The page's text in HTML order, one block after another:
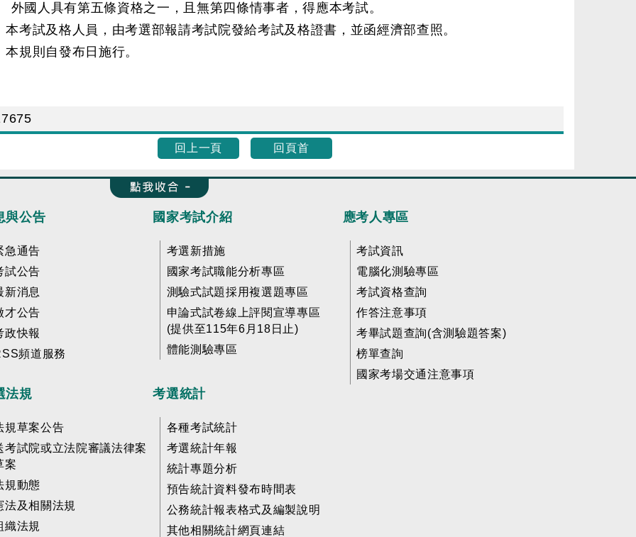
人具有第五條資格之一，且無第四條情事者，得應本考試。
考試及格人員，由考選部報請考試院發給考試及格證書，並函經濟部查照。
規則自發布日施行。
回上一頁 回頁首
收合 FatFooter
與公告
急通告
試公告
新消息
才公告
政快報
頻道服務
國家考試介紹
考選新措施
國家考試職能分析專區
測驗式試題採用複選題專區
申論式試卷線上評閱宣導專區
(提供至115年6月18日止)
體能測驗專區
應考人專區
考試資訊
電腦化測驗專區
考試資格查詢
作答注意事項
考畢試題查詢(含測驗題答案)
榜單查詢
國家考場交通注意事項
法規
規草案公告
考試院或立法院審議法律案
案
規動態
法及相關法規
織法規
考選統計
各種考試統計
考選統計年報
統計專題分析
預告統計資料發布時間表
公務統計報表格式及編製說明
其他相關統計網頁連結